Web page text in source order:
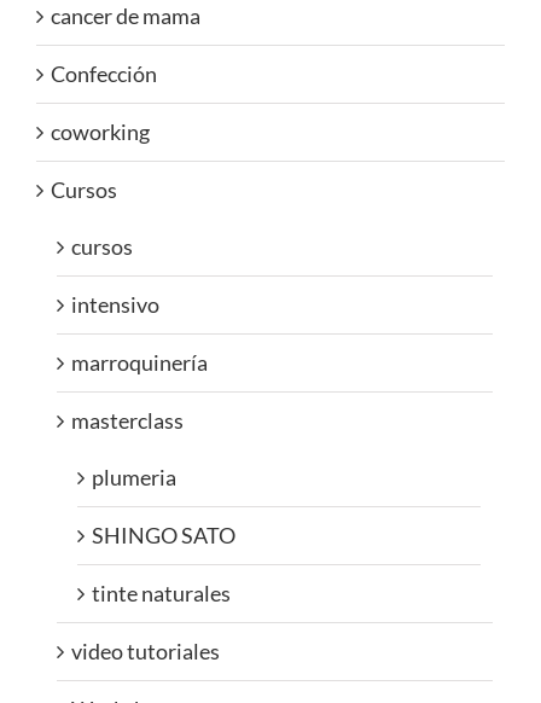
cancer de mama
Confección
coworking
Cursos
cursos
intensivo
marroquinería
masterclass
plumeria
SHINGO SATO
tinte naturales
video tutoriales